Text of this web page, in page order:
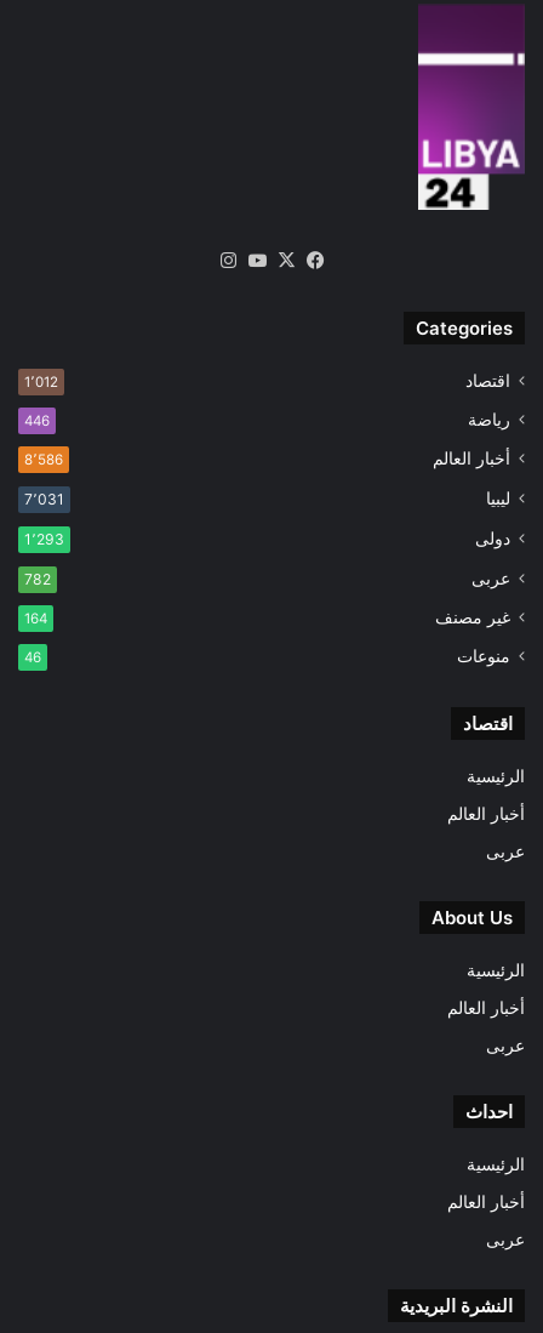
فيسبوك
‫X
‫YouTube
Categories
اقتصاد 1٬012
رياضة 446
أخبار العالم 8٬586
ليبيا 7٬031
دولى 1٬293
عربى 782
غير مصنف 164
منوعات 46
اقتصاد
الرئيسية
أخبار العالم
عربى
About Us
الرئيسية
أخبار العالم
عربى
احداث
الرئيسية
أخبار العالم
عربى
النشرة البريدية